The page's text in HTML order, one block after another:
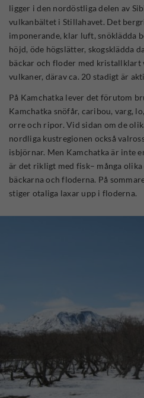
ligger i den nordöstliga delen av
vulkanbältet i Stillahavet. Det
imponerande, klar luft, snöklädda
höjd, öde högslätter, skogsklädda
bäckar och floder med kristallklart
vulkaner, därav ca. 20 stadigt är
På Kamchatka lever det förutom
Kamchatka snöfår, caribou, varg,
orre och ripor. Vid sidan om de
nordliga kustregionen också
isbjörnar. Men Kamchatka är inte
är det rikligt med fisk– många
bäckarna och floderna. På
stiger otaliga laxar upp i floderna.